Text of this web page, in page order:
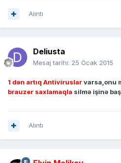
Alıntı
Deliusta
Mesaj tarihi: 25 Ocak 2015
1 dən artıq Antiviruslarvarsa,onu
brauzer saxlamaqla silmə işinə
Alıntı